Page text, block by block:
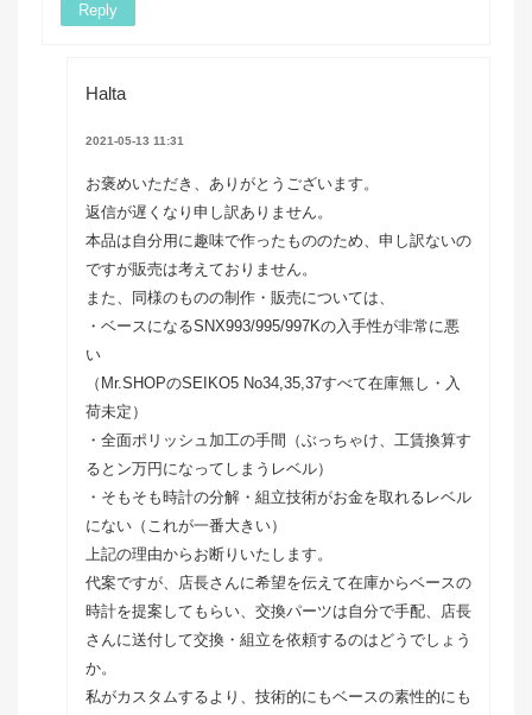
Reply
Halta
2021-05-13 11:31
お褒めいただき、ありがとうございます。
返信が遅くなり申し訳ありません。
本品は自分用に趣味で作ったもののため、申し訳ないの
ですが販売は考えておりません。
また、同様のものの制作・販売については、
・ベースになるSNX993/995/997Kの入手性が非常に悪
い
（Mr.SHOPのSEIKO5 No34,35,37すべて在庫無し・入
荷未定）
・全面ポリッシュ加工の手間（ぶっちゃけ、工賃換算す
るとン万円になってしまうレベル）
・そもそも時計の分解・組立技術がお金を取れるレベル
にない（これが一番大きい）
上記の理由からお断りいたします。
代案ですが、店長さんに希望を伝えて在庫からベースの
時計を提案してもらい、交換パーツは自分で手配、店長
さんに送付して交換・組立を依頼するのはどうでしょう
か。
私がカスタムするより、技術的にもベースの素性的にも